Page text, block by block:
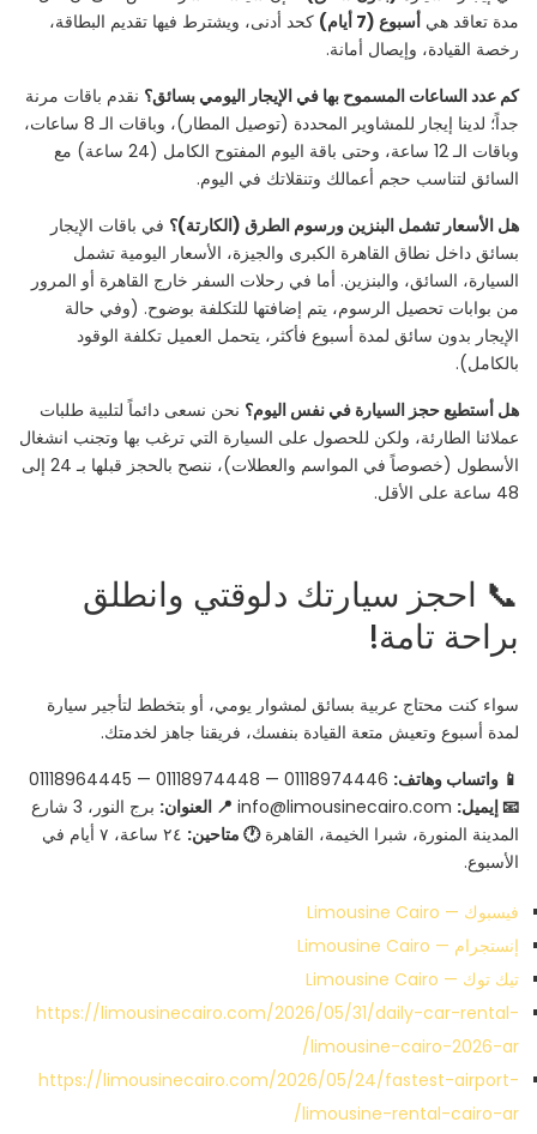
مدة تعاقد هي أسبوع (7 أيام)
كحد أدنى، ويشترط فيها تقديم البطاقة،
رخصة القيادة، وإيصال أمانة.
كم عدد الساعات المسموح بها في الإيجار اليومي بسائق؟ نقدم باقات مرنة
جداً؛ لدينا إيجار للمشاوير المحددة (توصيل المطار)، وباقات الـ 8 ساعات،
وباقات الـ 12 ساعة، وحتى باقة اليوم المفتوح الكامل (24 ساعة) مع
السائق لتناسب حجم أعمالك وتنقلاتك في اليوم.
هل الأسعار تشمل البنزين ورسوم الطرق (الكارتة)؟ في باقات الإيجار
بسائق داخل نطاق القاهرة الكبرى والجيزة، الأسعار اليومية تشمل
السيارة، السائق، والبنزين. أما في رحلات السفر خارج القاهرة أو المرور
من بوابات تحصيل الرسوم، يتم إضافتها للتكلفة بوضوح. (وفي حالة
الإيجار بدون سائق لمدة أسبوع فأكثر، يتحمل العميل تكلفة الوقود
بالكامل).
هل أستطيع حجز السيارة في نفس اليوم؟ نحن نسعى دائماً لتلبية طلبات
عملائنا الطارئة، ولكن للحصول على السيارة التي ترغب بها وتجنب انشغال
الأسطول (خصوصاً في المواسم والعطلات)، ننصح بالحجز قبلها بـ 24 إلى
48 ساعة على الأقل.
📞 احجز سيارتك دلوقتي وانطلق
براحة تامة!
سواء كنت محتاج عربية بسائق لمشوار يومي، أو بتخطط لتأجير سيارة
لمدة أسبوع وتعيش متعة القيادة بنفسك، فريقنا جاهز لخدمتك.
📱 واتساب وهاتف:
📧 إيميل:
📍 العنوان:
برج النور، 3 شارع
المدينة المنورة، شبرا الخيمة، القاهرة🕐 متاحين:
٢٤ ساعة، ٧ أيام في
الأسبوع.
فيسبوك — Limousine Cairo
إنستجرام — Limousine Cairo
تيك توك — Limousine Cairo
https://limousinecairo.com/2026/05/31/daily-car-rental-
limousine-cairo-2026-ar/
https://limousinecairo.com/2026/05/24/fastest-airport-
limousine-rental-cairo-ar/